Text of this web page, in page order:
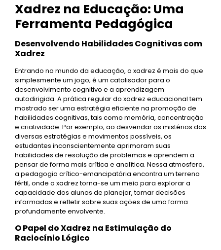
Xadrez na Educação: Uma
Ferramenta Pedagógica
Desenvolvendo Habilidades Cognitivas com
Xadrez
Entrando no mundo da educação, o xadrez é mais do que
simplesmente um jogo; é um catalisador para o
desenvolvimento cognitivo e a aprendizagem
autodirigida. A prática regular do xadrez educacional tem
mostrado ser uma estratégia eficiente na promoção de
habilidades cognitivas, tais como memória, concentração
e criatividade. Por exemplo, ao desvendar os mistérios das
diversas estratégias e movimentos possíveis, os
estudantes inconscientemente aprimoram suas
habilidades de resolução de problemas e aprendem a
pensar de forma mais crítica e analítica. Nessa atmosfera,
a pedagogia crítico-emancipatória encontra um terreno
fértil, onde o xadrez torna-se um meio para explorar a
capacidade dos alunos de planejar, tomar decisões
informadas e refletir sobre suas ações de uma forma
profundamente envolvente.
O Papel do Xadrez na Estimulação do
Raciocínio Lógico